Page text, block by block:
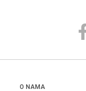
O NAMA